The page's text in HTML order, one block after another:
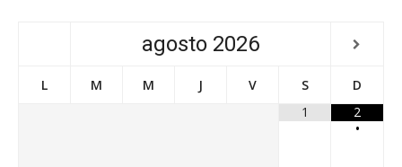
agosto 2026
L M M J V S
D
1
2
•